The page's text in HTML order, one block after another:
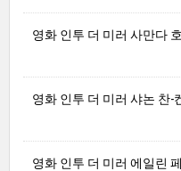
영화 인투 더 미러 사만다 호
영화 인투 더 미러 샤논 찬-켄
영화 인투 더 미러 에일린 페